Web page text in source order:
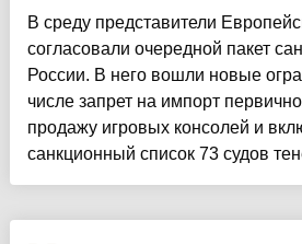
В среду представители
согласовали очередной пакет
России. В него вошли новые
числе запрет на импорт
продажу игровых консолей и
санкционный список 73 судов